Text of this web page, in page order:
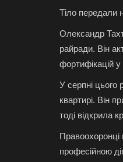
Тіло передали
Олександр
райради. Він
фортифікацій у
У серпні цього
квартирі. Він
тоді відкрила
Правоохоронці
професійною